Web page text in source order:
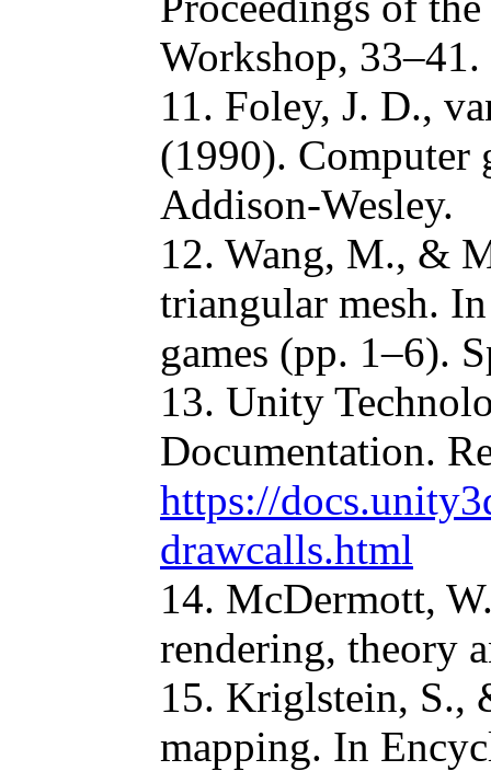
Workshop, 33–41.
11. Foley, J. D.,
(1990). Computer
Addison-Wesley.
12. Wang, M., &
triangular mesh.
games (pp. 1–6).
13. Unity
Documentation.
https://
drawcalls.html
14. McDermott,
rendering, theory
15. Kriglstein, S.,
mapping. In